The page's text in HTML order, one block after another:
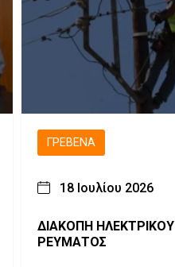
ΓΡΕΒΕΝΆ
18 Ιουλίου 2026
ΔΙΑΚΟΠΗ ΗΛΕΚΤΡΙΚΟΥ
ΡΕΥΜΑΤΟΣ